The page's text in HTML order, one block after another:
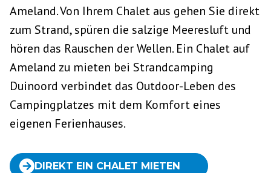
Ameland. Von Ihrem Chalet aus gehen Sie direkt
zum Strand, spüren die salzige Meeresluft und
hören das Rauschen der Wellen. Ein Chalet auf
Ameland zu mieten bei Strandcamping
Duinoord verbindet das Outdoor-Leben des
Campingplatzes mit dem Komfort eines
eigenen Ferienhauses.
DIREKT EIN CHALET MIETEN